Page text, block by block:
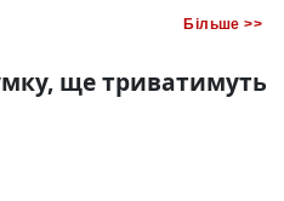
Більше >>
ще триватимуть